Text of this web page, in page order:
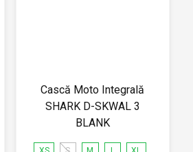
Cască Moto Integrală
SHARK D-SKWAL 3
BLANK